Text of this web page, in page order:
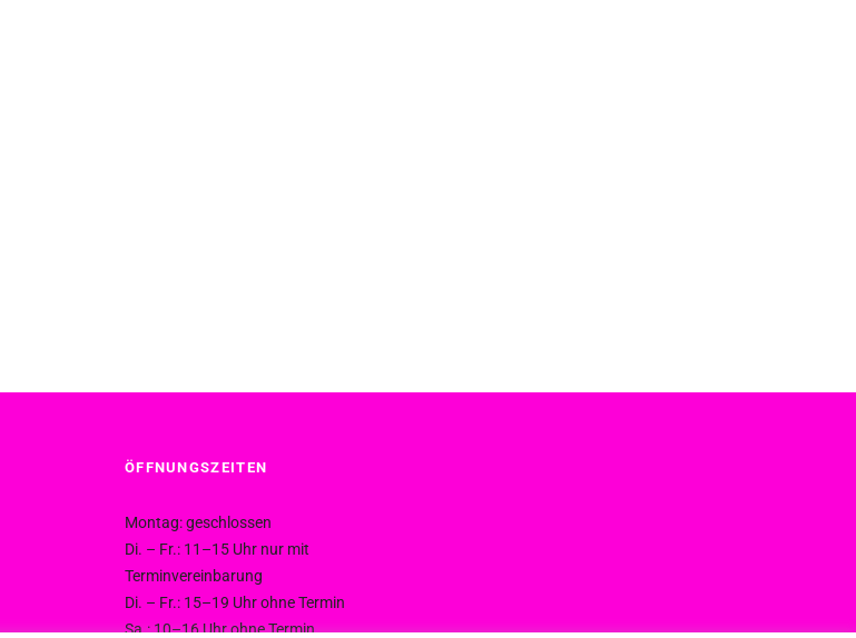
ÖFFNUNGSZEITEN
Montag: geschlossen
Di. – Fr.: 11–15 Uhr nur mit
Terminvereinbarung
Di. – Fr.: 15–19 Uhr ohne Termin
Sa.: 10–16 Uhr ohne Termin